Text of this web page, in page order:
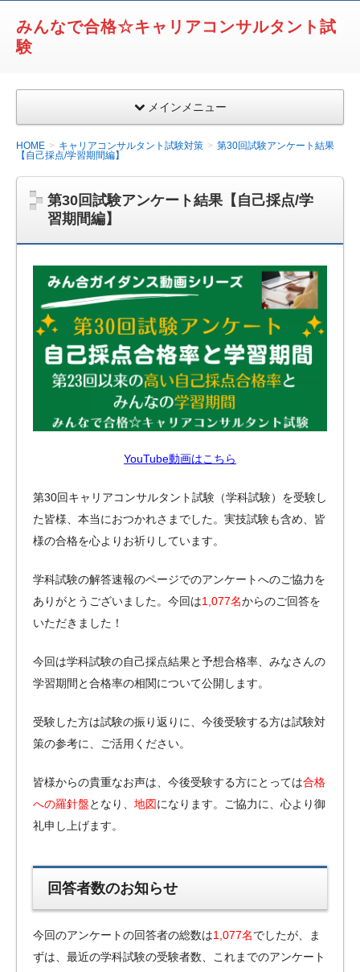
みんなで合格☆キャリアコンサルタント試
験
メインメニュー
HOME キャリアコンサルタント試験対策
第30回試験アンケート結果
【自己採点/学習期間編】
第30回試験アンケート結果【自己採点/学
習期間編】
YouTube動画はこちら
第30回キャリアコンサルタント試験（学科試験）を受験し
た皆様、本当におつかれさまでした。実技試験も含め、皆
様の合格を心よりお祈りしています。
学科試験の解答速報のページでのアンケートへのご協力を
ありがとうございました。今回は1,077名からのご回答を
いただきました！
今回は学科試験の自己採点結果と予想合格率、みなさんの
学習期間と合格率の相関について公開します。
受験した方は試験の振り返りに、今後受験する方は試験対
策の参考に、ご活用ください。
皆様からの貴重なお声は、今後受験する方にとっては合格
への羅針盤となり、 地図になります。ご協力に、心より御
礼申し上げます。
回答者数のお知らせ
今回のアンケートの回答者の総数は1,077名でしたが、ま
ずは、最近の学科試験の受験者数、これまでのアンケート